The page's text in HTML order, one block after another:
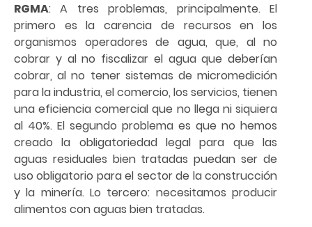
RGMA: A tres problemas, principalmente. El
primero es la carencia de recursos en los
organismos operadores de agua, que, al no
cobrar y al no fiscalizar el agua que deberían
cobrar, al no tener sistemas de micromedición
para la industria, el comercio, los servicios, tienen
una eficiencia comercial que no llega ni siquiera
al 40%. El segundo problema es que no hemos
creado la obligatoriedad legal para que las
aguas residuales bien tratadas puedan ser de
uso obligatorio para el sector de la construcción
y la minería. Lo tercero: necesitamos producir
alimentos con aguas bien tratadas.